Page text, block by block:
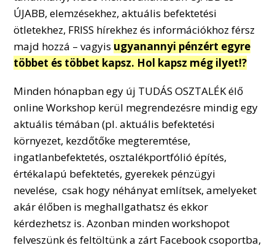
ÚJABB, elemzésekhez, aktuális befektetési
ötletekhez, FRISS hírekhez és információkhoz férsz
majd hozzá – vagyis ugyanannyi pénzért egyre
többet és többet kapsz. Hol kapsz még ilyet!?
Minden hónapban egy új TUDÁS OSZTALÉK élő
online Workshop kerül megrendezésre mindig egy
aktuális témában (pl. aktuális befektetési
környezet, kezdőtőke megteremtése,
ingatlanbefektetés, osztalékportfólió építés,
értékalapú befektetés, gyerekek pénzügyi
nevelése, csak hogy néhányat említsek, amelyeket
akár élőben is meghallgathatsz és ekkor
kérdezhetsz is. Azonban minden workshopot
felveszünk és feltöltünk a zárt Facebook csoportba,